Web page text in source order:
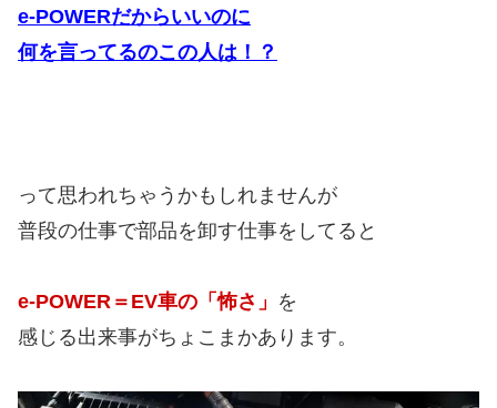
e-POWERだからいいのに
何を言ってるのこの人は！？
って思われちゃうかもしれませんが
普段の仕事で部品を卸す仕事をしてると
e-POWER＝EV車の「怖さ」 を
感じる出来事がちょこまかあります。